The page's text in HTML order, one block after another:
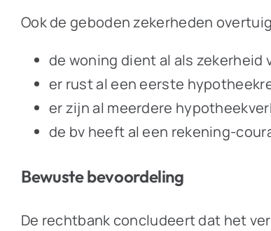
Ook de geboden zekerheden
de woning dient al als zekerheid
er rust al een eerste
er zijn al meerdere
de bv heeft al een rekening-
Bewuste bevoordeling
De rechtbank concludeert dat het